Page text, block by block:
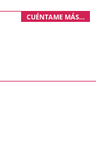
CUÉNTAME MÁS…